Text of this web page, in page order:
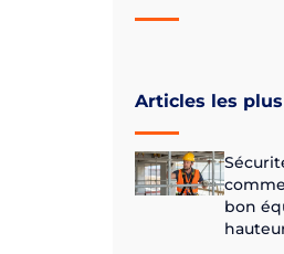
Articles les
bon